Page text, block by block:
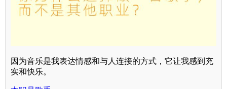
因为音乐是我表达情感和与人连接的方式，它让我感到充
实和快乐。